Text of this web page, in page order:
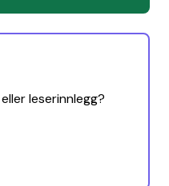
leserinnlegg?